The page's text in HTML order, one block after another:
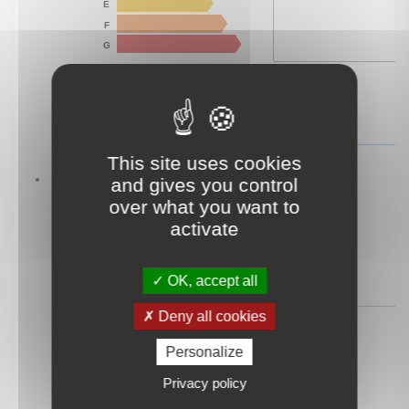
logement extrêmement performant
This site uses cookies
and gives you control
over what you want to
activate
OK, accept all
Deny all cookies
Personalize
Privacy policy